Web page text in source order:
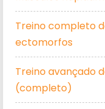
Treino completo
ectomorfos
Treino avançado
(completo)